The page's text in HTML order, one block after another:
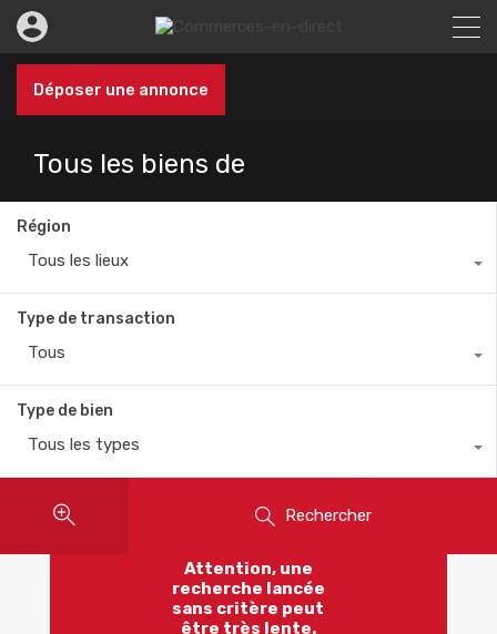
Déposer une annonce
Tous les biens de
Région
Tous les lieux
Type de transaction
Tous
Type de bien
Tous les types
Rechercher
Attention, une
recherche lancée
sans critère peut
être très lente.